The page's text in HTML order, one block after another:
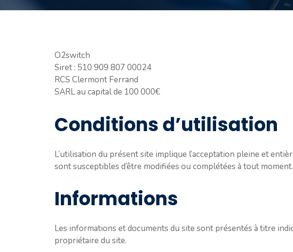
O2switch
Siret : 510 909 807 00024
RCS Clermont Ferrand
SARL au capital de 100 000€
Conditions d’utilisation
L’utilisation du présent site implique l’acceptation pleine et
sont susceptibles d’être modifiées ou complétées à tout moment.
Informations
Les informations et documents du site sont présentés à titre
propriétaire du site.